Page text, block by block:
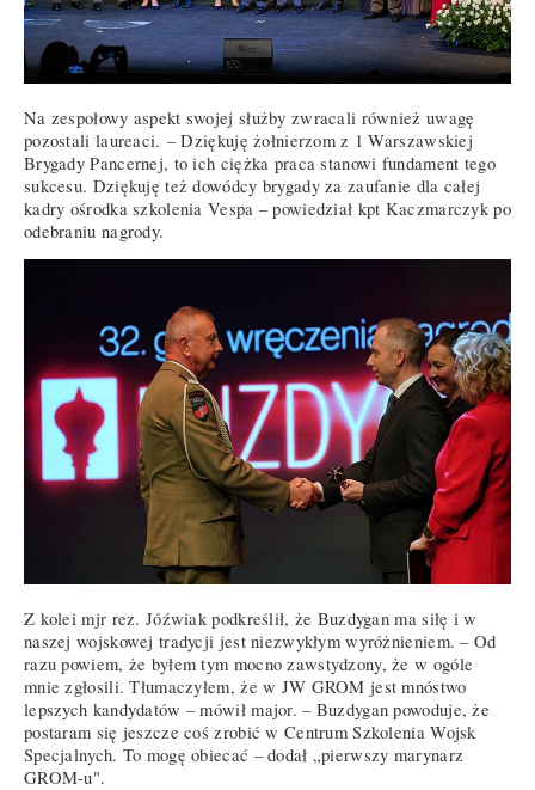
Na zespołowy aspekt swojej służby zwracali również uwagę
pozostali laureaci. – Dziękuję żołnierzom z 1 Warszawskiej
Brygady Pancernej, to ich ciężka praca stanowi fundament tego
sukcesu. Dziękuję też dowódcy brygady za zaufanie dla całej
kadry ośrodka szkolenia Vespa – powiedział kpt Kaczmarczyk po
odebraniu nagrody.
Z kolei mjr rez. Jóźwiak podkreślił, że Buzdygan ma siłę i w
naszej wojskowej tradycji jest niezwykłym wyróżnieniem. – Od
razu powiem, że byłem tym mocno zawstydzony, że w ogóle
mnie zgłosili. Tłumaczyłem, że w JW GROM jest mnóstwo
lepszych kandydatów – mówił major. – Buzdygan powoduje, że
postaram się jeszcze coś zrobić w Centrum Szkolenia Wojsk
Specjalnych. To mogę obiecać – dodał „pierwszy marynarz
GROM-u".